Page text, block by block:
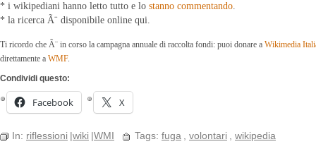
* i wikipediani hanno letto tutto e lo stanno commentando.
* la ricerca Ã¨ disponibile online qui.
Ti ricordo che Ã¨ in corso la campagna annuale di raccolta fondi: puoi donare a Wikimedia
direttamente a WMF.
Condividi questo:
Facebook X
In: riflessioni |wiki |WMI Tags: fuga volontari wikipedia